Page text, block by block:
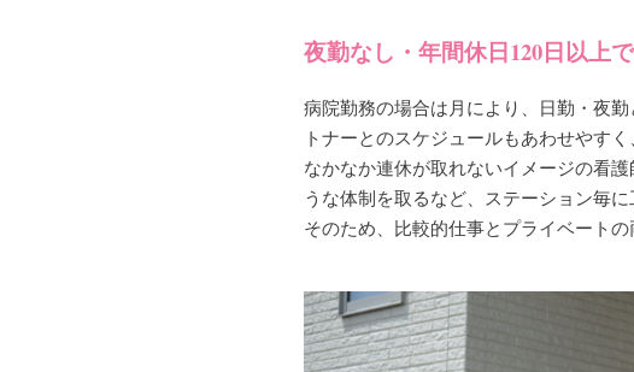
夜勤なし・年間休日120日以上
病院勤務の場合は月により、日勤・夜
トナーとのスケジュールもあわせやす
なかなか連休が取れないイメージの看
うな体制を取るなど、ステーション毎
そのため、比較的仕事とプライベートの